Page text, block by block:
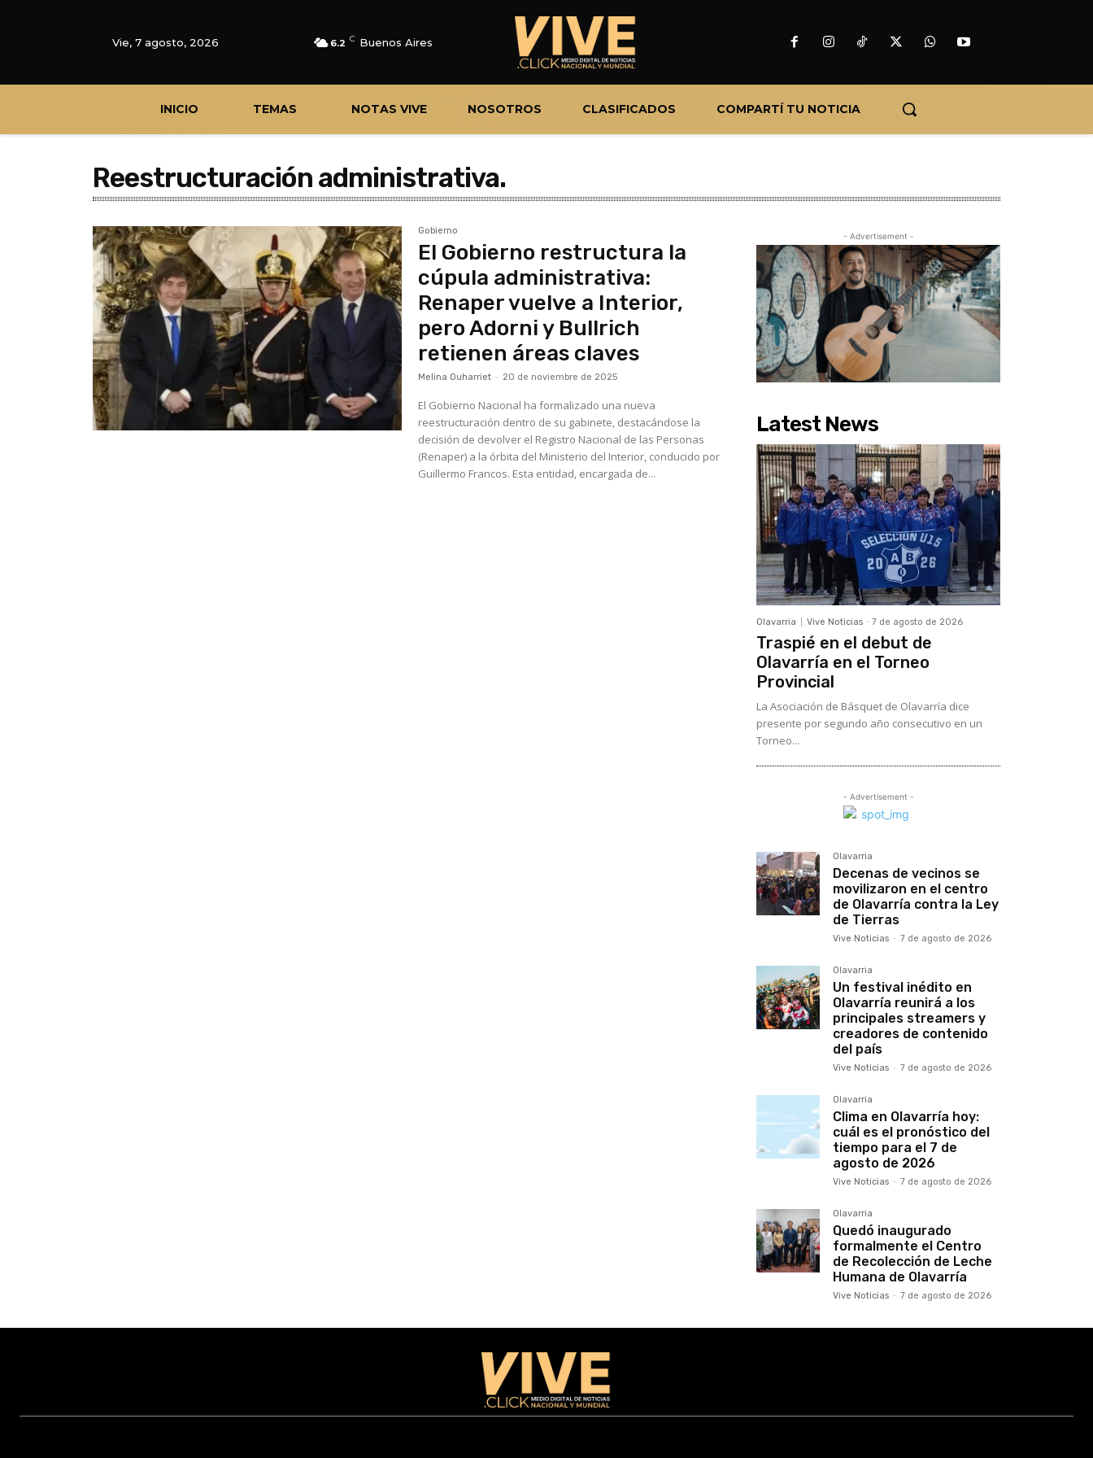
Vie, 7 agosto, 2026 6.2 C Buenos Aires
INICIO TEMAS NOTAS VIVE NOSOTROS CLASIFICADOS COMPARTÍ TU NOTICIA
Reestructuración administrativa.
Gobierno
El Gobierno restructura la
cúpula administrativa:
Renaper vuelve a Interior,
pero Adorni y Bullrich
retienen áreas claves
Melina Ouharriet - 20 de noviembre de 2025
El Gobierno Nacional ha formalizado una nueva
reestructuración dentro de su gabinete, destacándose la
decisión de devolver el Registro Nacional de las Personas
(Renaper) a la órbita del Ministerio del Interior, conducido por
Guillermo Francos. Esta entidad, encargada de...
- Advertisement -
Latest News
Olavarria Vive Noticias - 7 de agosto de 2026
Traspié en el debut de
Olavarría en el Torneo
Provincial
La Asociación de Básquet de Olavarría dice
presente por segundo año consecutivo en un
Torneo...
- Advertisement -
Olavarria
Decenas de vecinos se
movilizaron en el centro
de Olavarría contra la Ley
de Tierras
Vive Noticias - 7 de agosto de 2026
Olavarria
Un festival inédito en
Olavarría reunirá a los
principales streamers y
creadores de contenido
del país
Vive Noticias - 7 de agosto de 2026
Olavarria
Clima en Olavarría hoy:
cuál es el pronóstico del
tiempo para el 7 de
agosto de 2026
Vive Noticias - 7 de agosto de 2026
Olavarria
Quedó inaugurado
formalmente el Centro
de Recolección de Leche
Humana de Olavarría
Vive Noticias - 7 de agosto de 2026